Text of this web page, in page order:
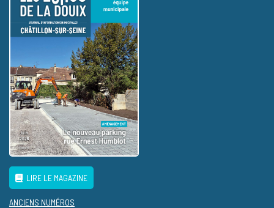
LIRE LE MAGAZINE
ANCIENS NUMÉROS